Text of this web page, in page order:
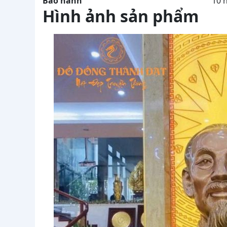
Hình ảnh sản phẩm